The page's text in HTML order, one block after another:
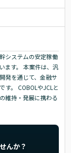
システムの安定稼働
ます。 本案件は、汎
発を通じて、金融サ
す。 COBOLやJCLと
維持・発展に携わる
んか？